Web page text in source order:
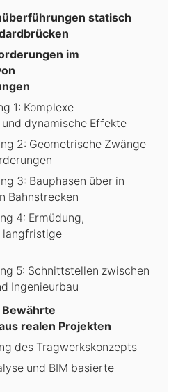
statisch
im
1: Komplexe
dynamische Effekte
2: Geometrische Zwänge
3: Bauphasen über in
Bahnstrecken
4: Ermüdung,
langfristige
5: Schnittstellen zwischen
Ingenieurbau
realen Projekten
des Tragwerkskonzepts
und BIM basierte